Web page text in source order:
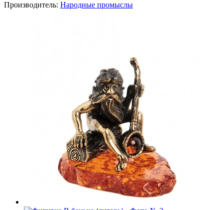
Производитель: Народные промыслы